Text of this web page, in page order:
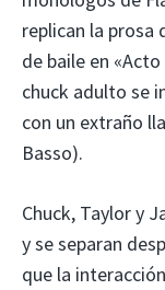
replican la prosa
de baile en
chuck adulto se
con un extraño
Basso).
Chuck, Taylor y
y se separan
que la